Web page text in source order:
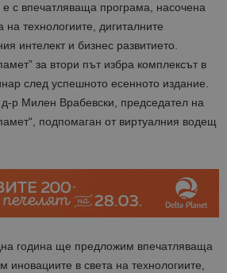
с впечатляваща програма, насочена
на технологиите, дигиталните
интелект и бизнес развитието.
за втори път избра комплексът в
след успешното есенното издание.
р Милен Врабевски, председател на
подпомаган от виртуалния водещ
година ще предложим впечатляваща
иновациите в света на технологиите,